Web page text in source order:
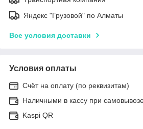
Яндекс "Грузовой" по Алматы
Все условия доставки
Условия оплаты
Счёт на оплату (по реквизитам)
Наличными в кассу при
Kaspi QR